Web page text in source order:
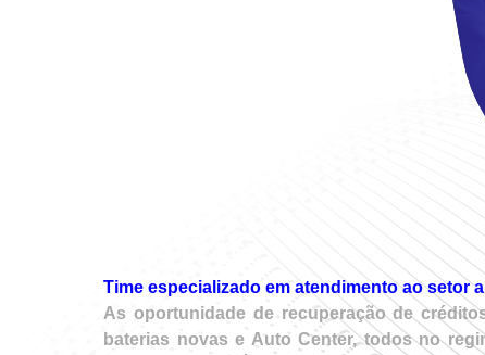
Time especializado em atendimento ao setor
As oportunidade de recuperação de
baterias novas e Auto Center, todos no